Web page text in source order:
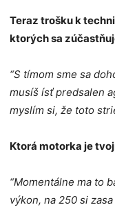
Teraz trošku k
ktorých sa
“S tímom sme sa
musíš ísť predsalen
myslím si, že toto
Ktorá motorka je
“Momentálne ma to
výkon, na 250 si